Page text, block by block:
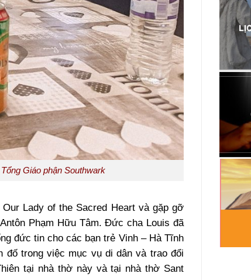
Giáo phận Southwark
Lady of the Sacred Heart và gặp gỡ
Phạm Hữu Tâm. Đức cha Louis đã
đức tin cho các bạn trẻ Vinh – Hà Tĩnh
đố trong việc mục vụ di dân và trao đổi
tại nhà thờ này và tại nhà thờ Sant